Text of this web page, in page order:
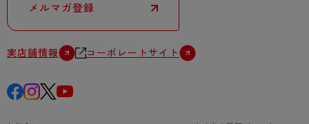
メルマガ登録
実店舗情報 コーポレートサイト